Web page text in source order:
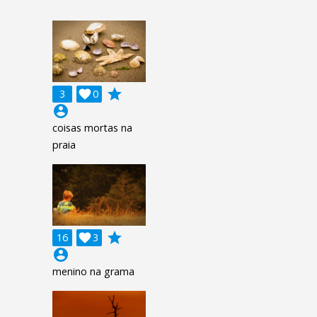
3 0

grade
account_circle
coisas mortas na
praia
16 3

grade
account_circle
menino na grama